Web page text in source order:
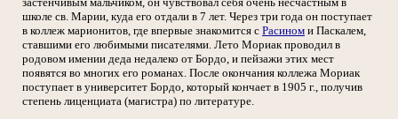
школе св. Марии, куда его отдали в 7 лет. Через три года он поступает
в коллеж марионитов, где впервые знакомится с Расином и Паскалем,
ставшими его любимыми писателями. Лето Мориак проводил в
родовом имении деда недалеко от Бордо, и пейзажи этих мест
появятся во многих его романах. После окончания коллежа Мориак
поступает в университет Бордо, который кончает в 1905 г., получив
степень лиценциата (магистра) по литературе.